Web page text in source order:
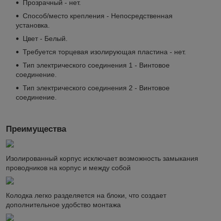
Прозрачный - нет.
Способ/место крепления - Непосредственная
установка.
Цвет - Белый.
Требуется торцевая изолирующая пластина - нет.
Тип электрического соединения 1 - Винтовое
соединение.
Тип электрического соединения 2 - Винтовое
соединение.
Преимущества
Изолированный корпус исключает возможность замыкания
проводников на корпус и между собой
Колодка легко разделяется на блоки, что создает
дополнительное удобство монтажа